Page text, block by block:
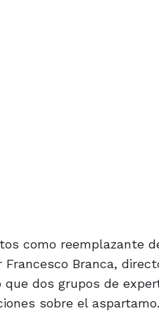
como reemplazante
Branca,
dos grupos de
sobre el aspartamo.